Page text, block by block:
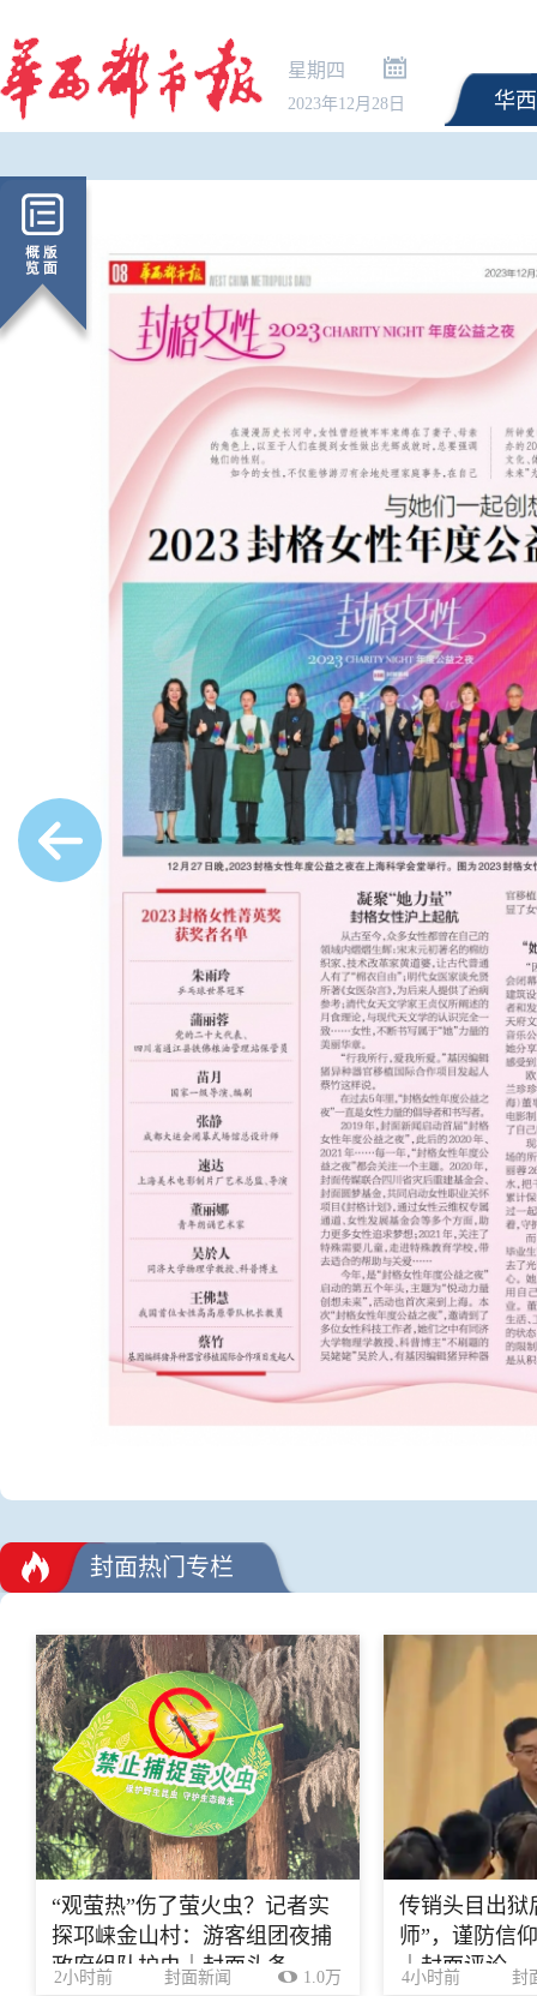
星期四
2023年12月28日 华
最高法：生态环境法典
修改或废止
封面热门专栏
“观萤热”伤了萤火虫？记者实
探邛崃金山村：游客组团夜捕
政府组队护虫｜封面头条
2小时前 封面新闻 1.0万
传销头目出狱
师”，谨防信
｜封面评论
4小时前 封